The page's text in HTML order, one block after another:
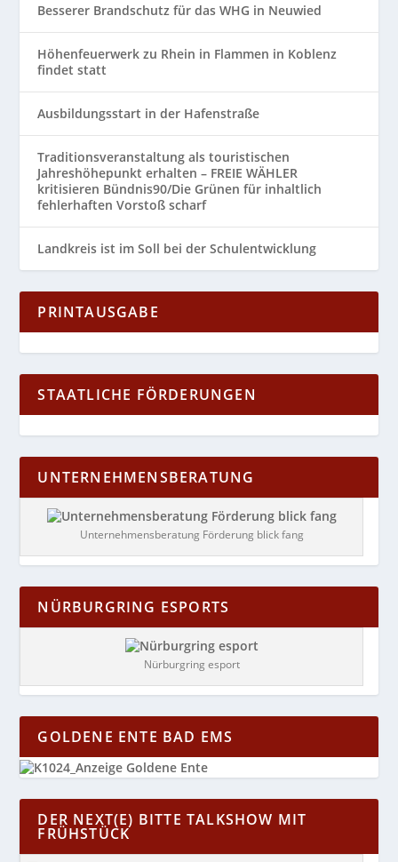
Besserer Brandschutz für das WHG in Neuwied
Höhenfeuerwerk zu Rhein in Flammen in Koblenz
findet statt
Ausbildungsstart in der Hafenstraße
Traditionsveranstaltung als touristischen
Jahreshöhepunkt erhalten – FREIE WÄHLER
kritisieren Bündnis90/Die Grünen für inhaltlich
fehlerhaften Vorstoß scharf
Landkreis ist im Soll bei der Schulentwicklung
PRINTAUSGABE
STAATLICHE FÖRDERUNGEN
UNTERNEHMENSBERATUNG
Unternehmensberatung Förderung blick fang
NÜRBURGRING ESPORTS
Nürburgring esport
GOLDENE ENTE BAD EMS
DER NEXT(E) BITTE TALKSHOW MIT
FRÜHSTÜCK